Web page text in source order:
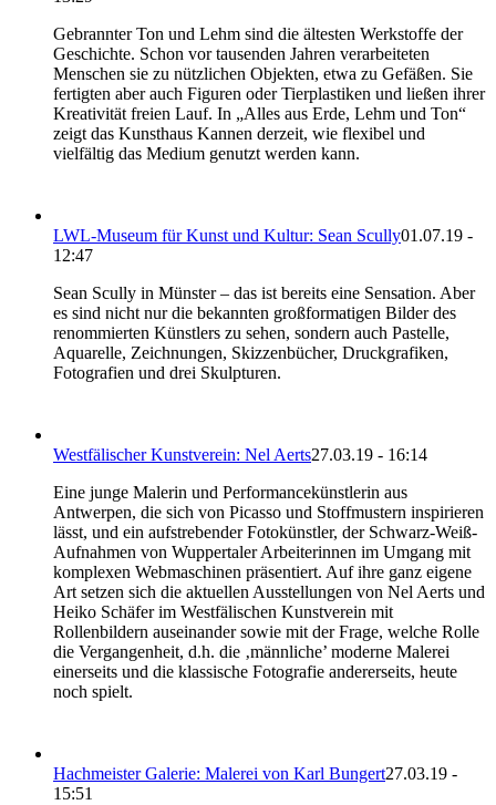
Gebrannter Ton und Lehm sind die ältesten Werkstoffe der
Geschichte. Schon vor tausenden Jahren verarbeiteten
Menschen sie zu nützlichen Objekten, etwa zu Gefäßen. Sie
fertigten aber auch Figuren oder Tierplastiken und ließen ihrer
Kreativität freien Lauf. In „Alles aus Erde, Lehm und Ton“
zeigt das Kunsthaus Kannen derzeit, wie flexibel und
vielfältig das Medium genutzt werden kann.
LWL-Museum für Kunst und Kultur: Sean Scully01.07.19 -
12:47
Sean Scully in Münster – das ist bereits eine Sensation. Aber
es sind nicht nur die bekannten großformatigen Bilder des
renommierten Künstlers zu sehen, sondern auch Pastelle,
Aquarelle, Zeichnungen, Skizzenbücher, Druckgrafiken,
Fotografien und drei Skulpturen.
Westfälischer Kunstverein: Nel Aerts27.03.19 - 16:14
Eine junge Malerin und Performancekünstlerin aus
Antwerpen, die sich von Picasso und Stoffmustern inspirieren
lässt, und ein aufstrebender Fotokünstler, der Schwarz-Weiß-
Aufnahmen von Wuppertaler Arbeiterinnen im Umgang mit
komplexen Webmaschinen präsentiert. Auf ihre ganz eigene
Art setzen sich die aktuellen Ausstellungen von Nel Aerts und
Heiko Schäfer im Westfälischen Kunstverein mit
Rollenbildern auseinander sowie mit der Frage, welche Rolle
die Vergangenheit, d.h. die ‚männliche’ moderne Malerei
einerseits und die klassische Fotografie andererseits, heute
noch spielt.
Hachmeister Galerie: Malerei von Karl Bungert27.03.19 -
15:51